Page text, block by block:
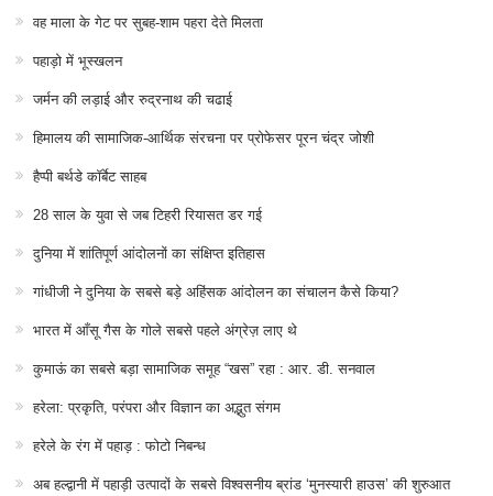
वह माला के गेट पर सुबह-शाम पहरा देते मिलता
पहाड़ो में भूस्खलन
जर्मन की लड़ाई और रुद्रनाथ की चढाई
हिमालय की सामाजिक-आर्थिक संरचना पर प्रोफेसर पूरन चंद्र जोशी
हैप्पी बर्थडे कॉर्बेट साहब
28 साल के युवा से जब टिहरी रियासत डर गई
दुनिया में शांतिपूर्ण आंदोलनों का संक्षिप्त इतिहास
गांधीजी ने दुनिया के सबसे बड़े अहिंसक आंदोलन का संचालन कैसे किया?
भारत में आँसू गैस के गोले सबसे पहले अंग्रेज़ लाए थे
कुमाऊं का सबसे बड़ा सामाजिक समूह “खस” रहा : आर. डी. सनवाल
हरेला: प्रकृति, परंपरा और विज्ञान का अद्भुत संगम
हरेले के रंग में पहाड़ : फोटो निबन्ध
अब हल्द्वानी में पहाड़ी उत्पादों के सबसे विश्वसनीय ब्रांड ‘मुनस्यारी हाउस’ की शुरुआत